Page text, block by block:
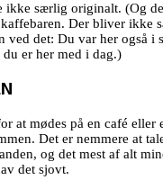
ikke særlig originalt. (Og
Der bliver ikke
ved det: Du var her også i
er her med i dag.)
at mødes på en café eller
Det er nemmere at
og det mest af alt
det sjovt.